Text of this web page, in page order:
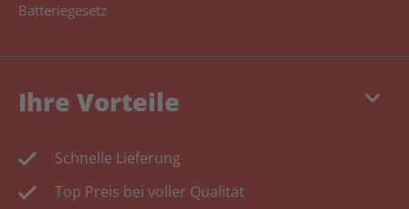
Batteriegesetz
keyboard_arrow_down
Ihre Vorteile
Schnelle Lieferung
Top Preis bei voller Qualität